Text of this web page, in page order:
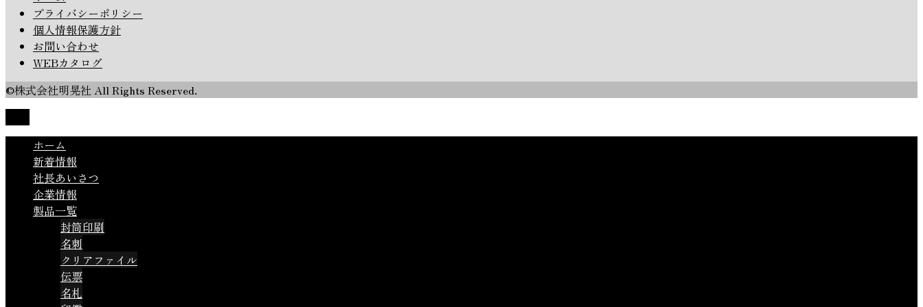
プライバシーポリシー
個人情報保護方針
お問い合わせ
WEBカタログ
©株式会社明晃社 All Rights Reserved.
ホーム
新着情報
社長あいさつ
企業情報
製品一覧
封筒印刷
名刺
クリアファイル
伝票
名札